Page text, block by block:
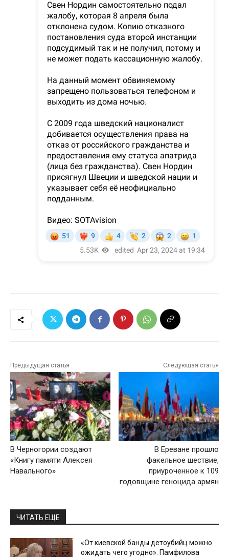
Предыдущая статья
В Черногории создают
«Книгу памяти Алексея
Навального»
Следующая статья
В Ереване прошло
факельное шествие,
приуроченное к 109
годовщине геноцида армян
ЧИТАТЬ ЕЩЕ
«От киевской банды детоубийц можно
ожидать чего угодно». Памфилова